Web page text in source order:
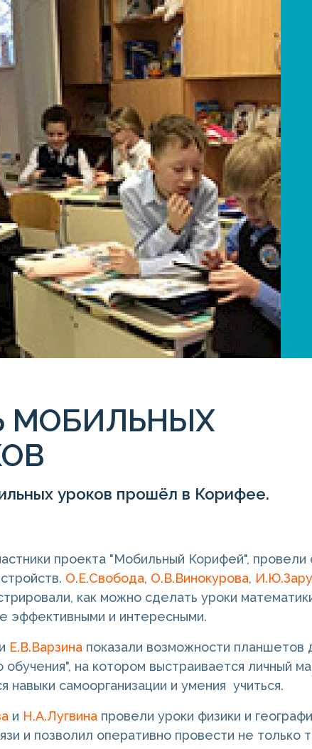
МОБИЛЬНЫХ
уроков прошёл в Корифее.
проекта "Мобильный Корифей",
О.Е.Свобода, О.В.Винокурова,
как можно сделать уроки
эффективными и интересными.
и Е.В.Варзина показали возможности планшетов
обучения", на котором выстраивается личный
навыки самоорганизации и умения учиться.
и Н.А.Лугвина провели уроки физики и
и позволил оперативно провести не только